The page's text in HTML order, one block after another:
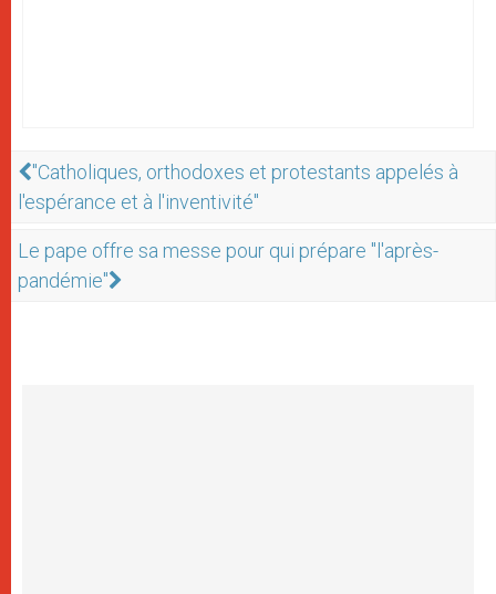
"Catholiques, orthodoxes et protestants appelés à
l'espérance et à l'inventivité"
Le pape offre sa messe pour qui prépare "l'après-
pandémie"